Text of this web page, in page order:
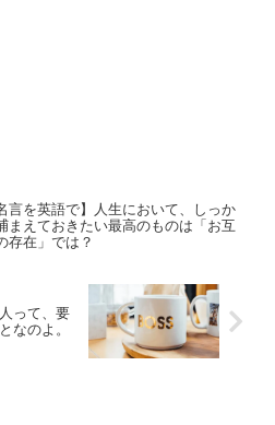
言を英語で】人生において、しっか
まえておきたい最高のものは「お互
存在」では？
って、要
なのよ。